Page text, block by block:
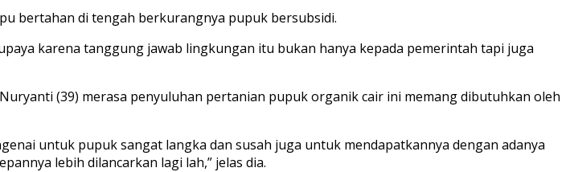
bertahan di tengah berkurangnya pupuk bersubsidi.
karena tanggung jawab lingkungan itu bukan hanya kepada pemerintah tapi juga
(39) merasa penyuluhan pertanian pupuk organik cair ini memang dibutuhkan oleh
untuk pupuk sangat langka dan susah juga untuk mendapatkannya dengan adanya
lebih dilancarkan lagi lah,” jelas dia.